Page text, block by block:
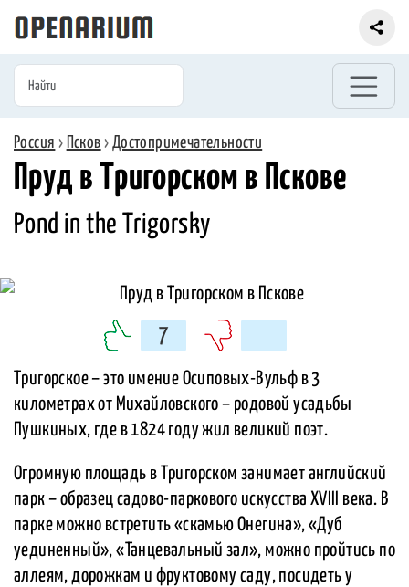
Россия › Псков › Достопримечательности
Пруд в Тригорском в Пскове
Рond in the Тrigorsky
7
Тригорское – это имение Осиповых-Вульф в 3
километрах от Михайловского – родовой усадьбы
Пушкиных, где в 1824 году жил великий поэт.
Огромную площадь в Тригорском занимает английский
парк – образец садово-паркового искусства XVIII века. В
парке можно встретить «скамью Онегина», «Дуб
уединенный», «Танцевальный зал», можно пройтись по
аллеям, дорожкам и фруктовому саду, посидеть у